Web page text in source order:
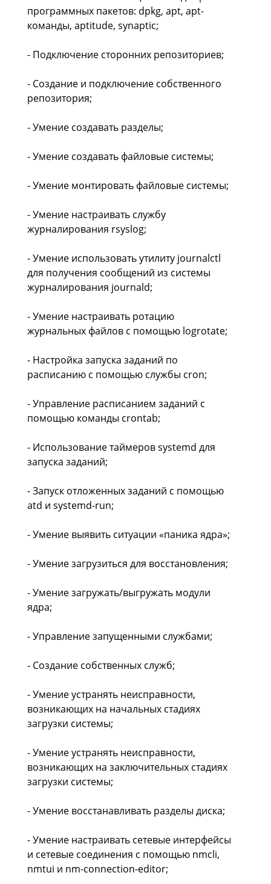
программных пакетов: dpkg, apt, apt-
команды, aptitude, synaptic;
- Подключение сторонних репозиториев;
- Создание и подключение собственного
репозитория;
- Умение создавать разделы;
- Умение создавать файловые системы;
- Умение монтировать файловые системы;
- Умение настраивать службу
журналирования rsyslog;
- Умение использовать утилиту journalctl
для получения сообщений из системы
журналирования journald;
- Умение настраивать ротацию
журнальных файлов с помощью logrotate;
- Настройка запуска заданий по
расписанию с помощью службы cron;
- Управление расписанием заданий с
помощью команды crontab;
- Использование таймеров systemd для
запуска заданий;
- Запуск отложенных заданий с помощью
atd и systemd-run;
- Умение выявить ситуации «паника ядра»;
- Умение загрузиться для восстановления;
- Умение загружать/выгружать модули
ядра;
- Управление запущенными службами;
- Создание собственных служб;
- Умение устранять неисправности,
возникающих на начальных стадиях
загрузки системы;
- Умение устранять неисправности,
возникающих на заключительных стадиях
загрузки системы;
- Умение восстанавливать разделы диска;
- Умение настраивать сетевые интерфейсы
и сетевые соединения с помощью nmcli,
nmtui и nm-connection-editor;